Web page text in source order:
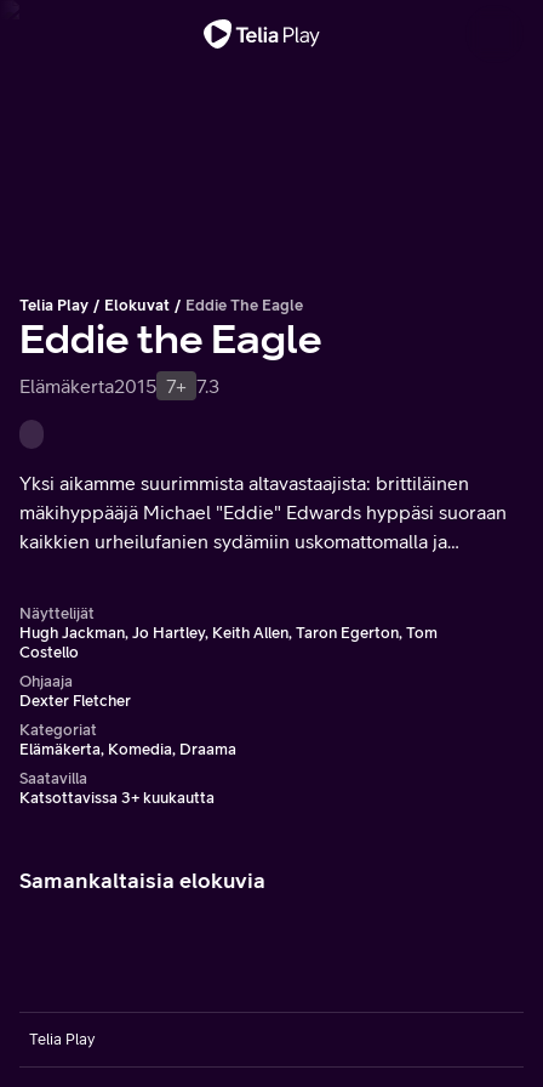
Telia Play Elokuvat Eddie The Eagle
Eddie the Eagle
Elämäkerta2015 7+ 7.3
Yksi aikamme suurimmista altavastaajista: brittiläinen
mäkihyppääjä Michael "Eddie" Edwards hyppäsi suoraan
kaikkien urheilufanien sydämiin uskomattomalla ja
Näyttelijät
Hugh Jackman, Jo Hartley, Keith Allen, Taron Egerton, Tom
Costello
Ohjaaja
Dexter Fletcher
Kategoriat
Elämäkerta, Komedia, Draama
Saatavilla
Katsottavissa 3+ kuukautta
Samankaltaisia elokuvia
Telia Play